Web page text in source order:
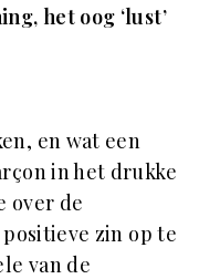
het oog ‘lust’
en wat een
in het drukke
over de
zin op te
van de